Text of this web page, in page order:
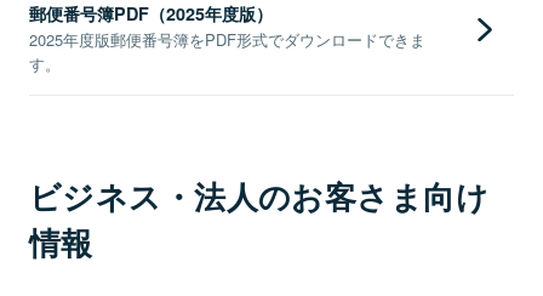
郵便番号簿PDF（2025年度版）
2025年度版郵便番号簿をPDF形式でダウンロードできま
す。
ビジネス・法人のお客さま向け
情報